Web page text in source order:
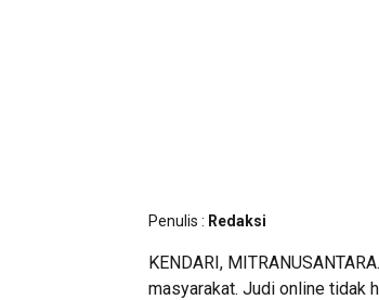
Penulis : Redaksi
KENDARI,
masyarakat. Judi online tidak